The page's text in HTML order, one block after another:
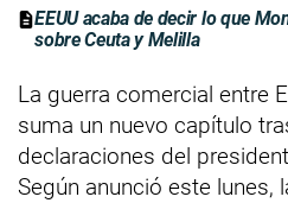
EEUU acaba de decir lo que
sobre Ceuta y Melilla
La guerra comercial entre
suma un nuevo capítulo
declaraciones del
Según anunció este lunes,